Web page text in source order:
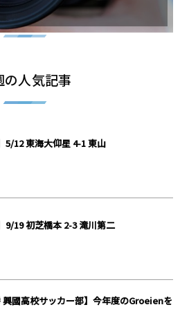
の人気記事
5/12 東海大仰星 4-1 東山
9/19 初芝橋本 2-3 滝川第二
興國高校サッカー部】今年度のGroeienを